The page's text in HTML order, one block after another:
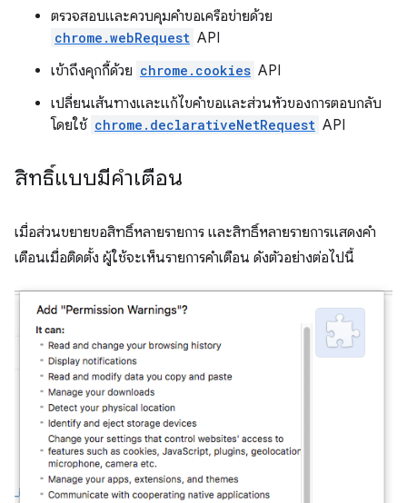
ตรวจสอบและควบคุมคำขอเครือข่ายด้วย
chrome.webRequest API
เข้าถึงคุกกี้ด้วย chrome.cookies API
เปลี่ยนเส้นทางและแก้ไขคำขอและส่วนหัวของการตอบกลับ
โดยใช้ chrome.declarativeNetRequest API
สิทธิ์แบบมีคำเตือน
เมื่อส่วนขยายขอสิทธิ์หลายรายการ และสิทธิ์หลายรายการแสดงคำ
เตือนเมื่อติดตั้ง ผู้ใช้จะเห็นรายการคำเตือน ดังตัวอย่างต่อไปนี้